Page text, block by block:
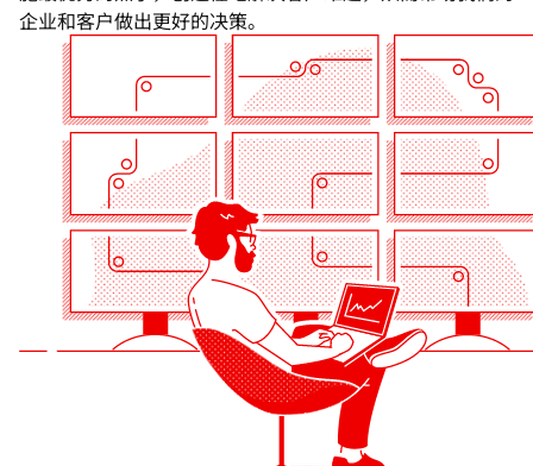
企业和客户做出更好的决策。